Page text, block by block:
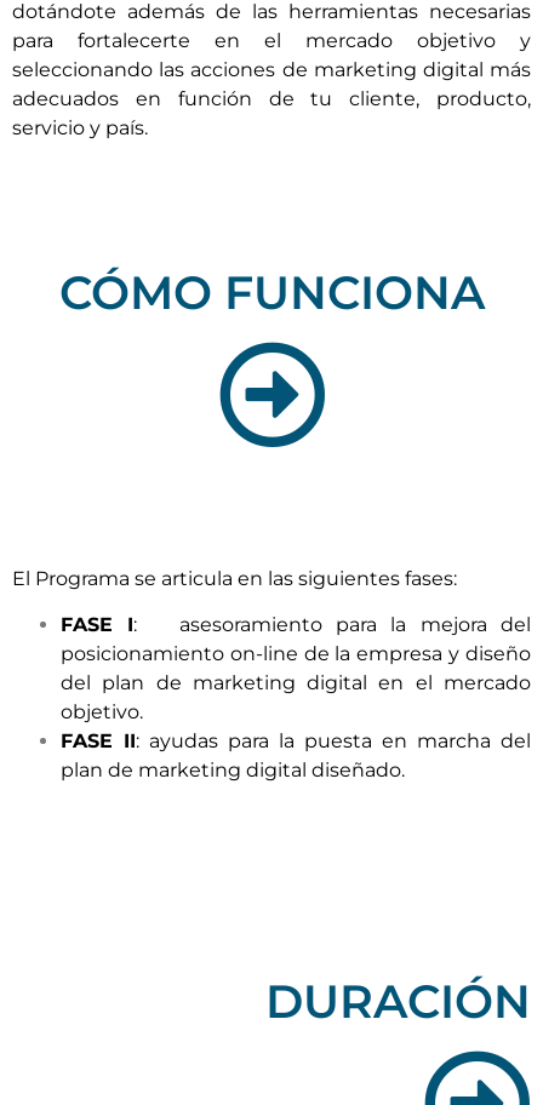
que te diriges y del producto/servicio que ofreces,
dotándote además de las herramientas necesarias
para fortalecerte en el mercado objetivo y
seleccionando las acciones de marketing digital más
CÓMO FUNCIONA
El Programa se articula en las siguientes fases:
FASE I: asesoramiento para la mejora del
posicionamiento on-line de la empresa y diseño
del plan de marketing digital en el mercado
objetivo.
DURACIÓN